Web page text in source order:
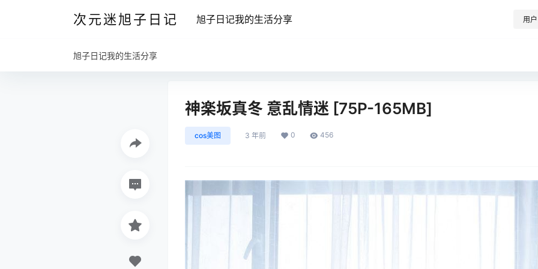
次元迷旭子日记 旭子日记我的生活分享 用户
旭子日记我的生活分享
神楽坂真冬 意乱情迷 [75P-165MB]
cos美图 3 年前 0 456